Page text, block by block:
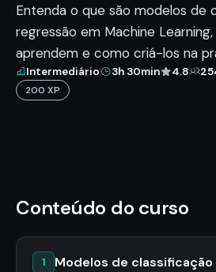
Entenda o que são modelos de
regressão em Machine
aprendem e como criá-los na
Intermediário 3h 30min 4.8
200 XP
Conteúdo do curso
1 Modelos de classificação